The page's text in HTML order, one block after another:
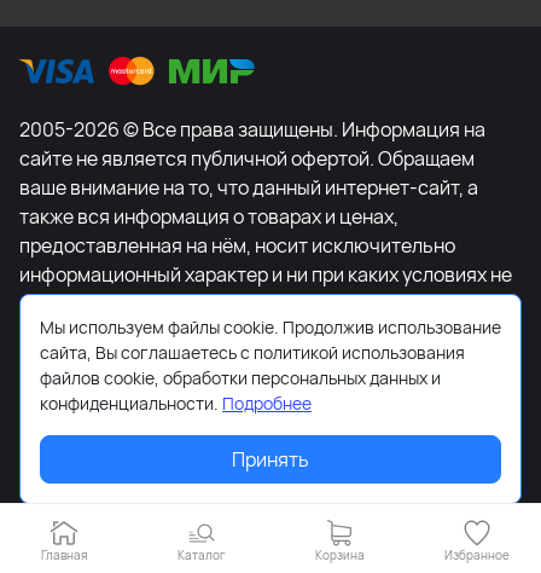
2005-2026 © Все права защищены. Информация на
сайте не является публичной офертой. Обращаем
ваше внимание на то, что данный интернет-сайт, а
также вся информация о товарах и ценах,
предоставленная на нём, носит исключительно
информационный характер и ни при каких условиях не
является публичной офертой, определяемой
положениями Статьи 437 Гражданского кодекса
Российской Федерации. Для получения подробной
информации о наличии и стоимости указанных
товаров и (или) услуг, пожалуйста, обращайтесь к
менеджеру сайта с помощью специальной формы
связи или по телефону +7-495-627-77-11.
Главная Каталог Корзина Избранное
Мы используем файлы cookie. Продолжив использование
сайта, Вы соглашаетесь с политикой использования
файлов cookie, обработки персональных данных и
конфиденциальности. Подробнее
Принять